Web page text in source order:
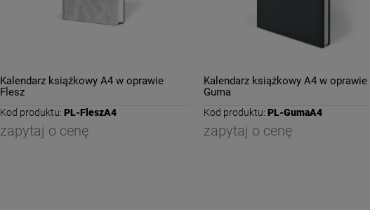
Kalendarz książkowy A4 w oprawie
Flesz
Kod produktu: PL-FleszA4
zapytaj o cenę
Kalendarz książkowy A4 w oprawie
Guma
Kod produktu: PL-GumaA4
zapytaj o cenę